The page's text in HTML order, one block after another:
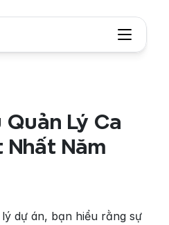
Lý Ca
Nhất Năm
dự án, bạn hiểu rằng sự